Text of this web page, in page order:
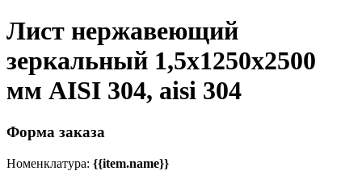
Лист нержавеющий
зеркальный 1,5х1250х2500
мм AISI 304, aisi 304
Форма заказа
Номенклатура: {{item.name}}